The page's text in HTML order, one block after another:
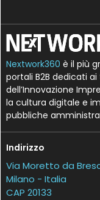
Nextwork360 è il più
portali B2B dedicati
dell’Innovazione
la cultura digitale e
pubbliche
Indirizzo
Via Moretto da
Milano - Italia
CAP 20133